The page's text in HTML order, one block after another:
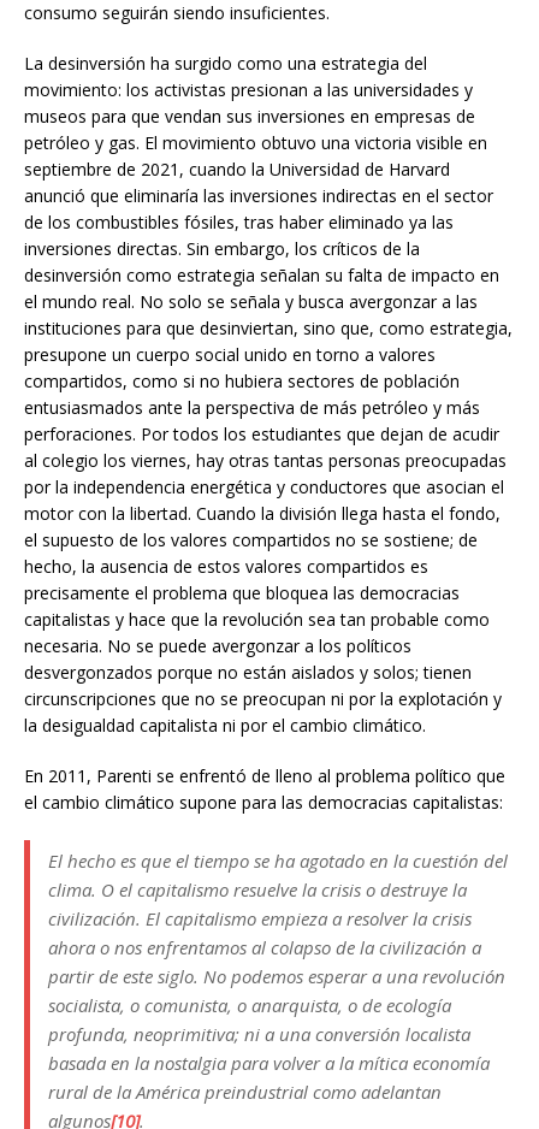
consumo seguirán siendo insuficientes.
La desinversión ha surgido como una estrategia del
movimiento: los activistas presionan a las universidades y
museos para que vendan sus inversiones en empresas de
petróleo y gas. El movimiento obtuvo una victoria visible en
septiembre de 2021, cuando la Universidad de Harvard
anunció que eliminaría las inversiones indirectas en el sector
de los combustibles fósiles, tras haber eliminado ya las
inversiones directas. Sin embargo, los críticos de la
desinversión como estrategia señalan su falta de impacto en
el mundo real. No solo se señala y busca avergonzar a las
instituciones para que desinviertan, sino que, como estrategia,
presupone un cuerpo social unido en torno a valores
compartidos, como si no hubiera sectores de población
entusiasmados ante la perspectiva de más petróleo y más
perforaciones. Por todos los estudiantes que dejan de acudir
al colegio los viernes, hay otras tantas personas preocupadas
por la independencia energética y conductores que asocian el
motor con la libertad. Cuando la división llega hasta el fondo,
el supuesto de los valores compartidos no se sostiene; de
hecho, la ausencia de estos valores compartidos es
precisamente el problema que bloquea las democracias
capitalistas y hace que la revolución sea tan probable como
necesaria. No se puede avergonzar a los políticos
desvergonzados porque no están aislados y solos; tienen
circunscripciones que no se preocupan ni por la explotación y
la desigualdad capitalista ni por el cambio climático.
En 2011, Parenti se enfrentó de lleno al problema político que
el cambio climático supone para las democracias capitalistas:
El hecho es que el tiempo se ha agotado en la cuestión del
clima. O el capitalismo resuelve la crisis o destruye la
civilización. El capitalismo empieza a resolver la crisis
ahora o nos enfrentamos al colapso de la civilización a
partir de este siglo. No podemos esperar a una revolución
socialista, o comunista, o anarquista, o de ecología
profunda, neoprimitiva; ni a una conversión localista
basada en la nostalgia para volver a la mítica economía
rural de la América preindustrial como adelantan
algunos[10].